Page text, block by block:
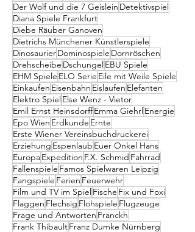
Der Wolf und die 7 Geislein Detektivspiel
Diana Spiele Frankfurt
Diebe Räuber Ganoven
Dietrichs Münchener Künstlerspiele
DinosaurierDominospiele Dornröschen
Drehscheibe DschungelEBU Spiele
EHM Spiele ELO Serie Eile mit Weile Spiele
Einkaufen Eisenbahn Eislaufen Elefanten
Elektro SpielElse Wenz - Vietor
Emil Ernst HeinsdorffEmma GiehrlEnergie
Epo Wien Erdkunde Ernte
Erste Wiener Vereinsbuchdruckerei
Erziehung Espenlaub Euer Onkel Hans
EuropaExpedition F.X. Schmid Fahrrad
Fallenspiele Famos Spielwaren Leipzig
Fangspiele Ferien Feuerwehr
Film und TV im SpielFische Fix und Foxi
Flaggen Flechsig Flohspiele Flugzeuge
Frage und Antworten Franckh
Frank ThibaultFranz Dumke Nürnberg